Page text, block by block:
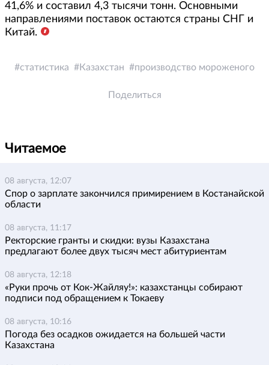
41,6% и составил 4,3 тысячи тонн. Основными
направлениями поставок остаются страны СНГ и
Китай.
статистика Казахстан производство мороженого
Поделиться
Читаемое
08 августа, 12:07
Спор о зарплате закончился примирением в Костанайской
области
08 августа, 11:17
Ректорские гранты и скидки: вузы Казахстана
предлагают более двух тысяч мест абитуриентам
08 августа, 12:18
«Руки прочь от Кок-Жайляу!»: казахстанцы собирают
подписи под обращением к Токаеву
08 августа, 10:16
Погода без осадков ожидается на большей части
Казахстана